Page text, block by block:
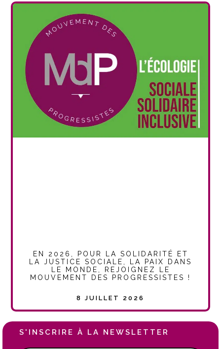
EN 2026, POUR LA SOLIDARITÉ ET
LA JUSTICE SOCIALE, LA PAIX DANS
LE MONDE, REJOIGNEZ LE
MOUVEMENT DES PROGRESSISTES !
8 JUILLET 2026
S'INSCRIRE À LA NEWSLETTER